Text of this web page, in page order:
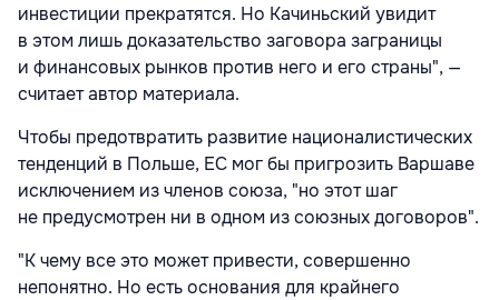
инвестиции прекратятся. Но Качиньский увидит
в этом лишь доказательство заговора заграницы
и финансовых рынков против него и его страны", —
считает автор материала.
Чтобы предотвратить развитие националистических
тенденций в Польше, ЕС мог бы пригрозить Варшаве
исключением из членов союза, "но этот шаг
не предусмотрен ни в одном из союзных договоров".
"К чему все это может привести, совершенно
непонятно. Но есть основания для крайнего